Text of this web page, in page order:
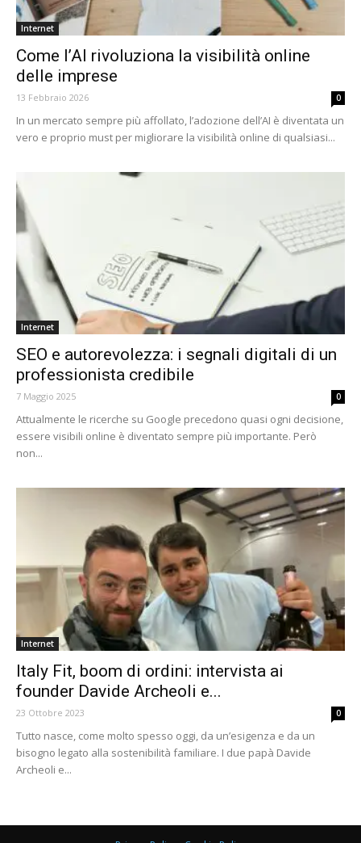
Internet
Come l’AI rivoluziona la visibilità online
delle imprese
13 Febbraio 2026 0
In un mercato sempre più affollato, l’adozione dell’AI è diventata un
vero e proprio must per migliorare la visibilità online di qualsiasi...
Internet
SEO e autorevolezza: i segnali digitali di un
professionista credibile
7 Maggio 2025 0
Attualmente le ricerche su Google precedono quasi ogni decisione,
essere visibili online è diventato sempre più importante. Però
non...
Internet
Italy Fit, boom di ordini: intervista ai
founder Davide Archeoli e...
23 Ottobre 2023 0
Tutto nasce, come molto spesso oggi, da un’esigenza e da un
bisogno legato alla sostenibilità familiare. I due papà Davide
Archeoli e...